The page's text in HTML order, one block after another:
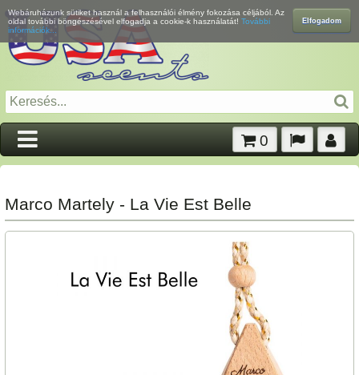
Elfogadom
Webáruházunk sütiket használ a felhasználói élmény fokozása céljából. Az
oldal további böngészésével elfogadja a cookie-k használatát! További
információk...
0
Marco Martely - La Vie Est Belle